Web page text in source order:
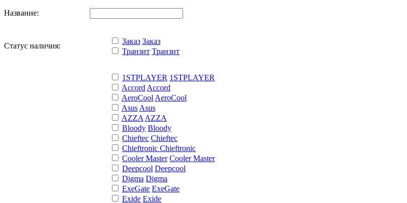
Название:
Статус наличия:
Заказ Заказ
Транзит Транзит
1STPLAYER 1STPLAYER
Accord Accord
AeroCool AeroCool
Asus Asus
AZZA AZZA
Bloody Bloody
Chieftec Chieftec
Chieftronic Chieftronic
Cooler Master Cooler Master
Deepcool Deepcool
Digma Digma
ExeGate ExeGate
Exide Exide